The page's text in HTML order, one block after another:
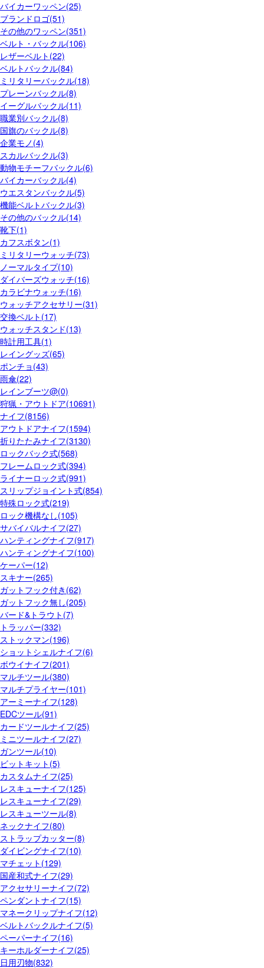
バイカーワッペン(25)
ブランドロゴ(51)
その他のワッペン(351)
ベルト・バックル(106)
レザーベルト(22)
ベルトバックル(84)
ミリタリーバックル(18)
プレーンバックル(8)
イーグルバックル(11)
職業別バックル(8)
国旗のバックル(8)
企業モノ(4)
スカルバックル(3)
動物モチーフバックル(6)
バイカーバックル(4)
ウエスタンバックル(5)
機能ベルトバックル(3)
その他のバックル(14)
靴下(1)
カフスボタン(1)
ミリタリーウォッチ(73)
ノーマルタイプ(10)
ダイバーズウォッチ(16)
カラビナウォッチ(16)
ウォッチアクセサリー(31)
交換ベルト(17)
ウォッチスタンド(13)
時計用工具(1)
レイングッズ(65)
ポンチョ(43)
雨傘(22)
レインブーツ@(0)
狩猟・アウトドア(10691)
ナイフ(8156)
アウトドアナイフ(1594)
折りたたみナイフ(3130)
ロックバック式(568)
フレームロック式(394)
ライナーロック式(991)
スリップジョイント式(854)
特殊ロック式(219)
ロック機構なし(105)
サバイバルナイフ(27)
ハンティングナイフ(917)
ハンティングナイフ(100)
ケーパー(12)
スキナー(265)
ガットフック付き(62)
ガットフック無し(205)
バード&トラウト(7)
トラッパー(332)
ストックマン(196)
ショットシェルナイフ(6)
ボウイナイフ(201)
マルチツール(380)
マルチプライヤー(101)
アーミーナイフ(128)
EDCツール(91)
カードツールナイフ(25)
ミニツールナイフ(27)
ガンツール(10)
ビットキット(5)
カスタムナイフ(25)
レスキューナイフ(125)
レスキューナイフ(29)
レスキューツール(8)
ネックナイフ(80)
ストラップカッター(8)
ダイビングナイフ(10)
マチェット(129)
国産和式ナイフ(29)
アクセサリーナイフ(72)
ペンダントナイフ(15)
マネークリップナイフ(12)
ベルトバックルナイフ(5)
ペーパーナイフ(16)
キーホルダーナイフ(25)
日用刃物(832)